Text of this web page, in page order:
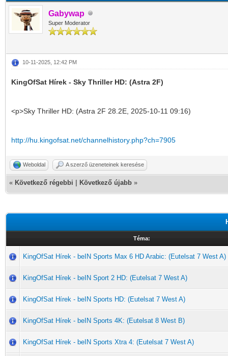
Gabywap
Super Moderator
10-11-2025, 12:42 PM
KingOfSat Hírek - Sky Thriller HD: (Astra 2F)
<p>Sky Thriller HD: (Astra 2F 28.2E, 2025-10-11 09:16)
http://hu.kingofsat.net/channelhistory.php?ch=7905
Weboldal A szerző üzeneteinek keresése
« Következő régebbi Következő újabb »
Téma:
KingOfSat Hírek - beIN Sports Max 6 HD Arabic: (Eutelsat 7 West A)
KingOfSat Hírek - beIN Sport 2 HD: (Eutelsat 7 West A)
KingOfSat Hírek - beIN Sports HD: (Eutelsat 7 West A)
KingOfSat Hírek - beIN Sports 4K: (Eutelsat 8 West B)
KingOfSat Hírek - beIN Sports Xtra 4: (Eutelsat 7 West A)